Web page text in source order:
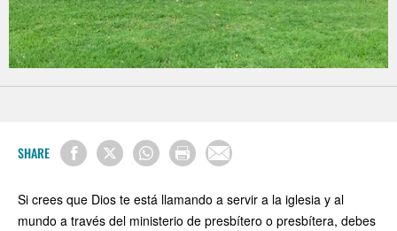
SHARE
Si crees que Dios te está llamando a servir a la iglesia y al
mundo a través del ministerio de presbítero o presbítera, debes